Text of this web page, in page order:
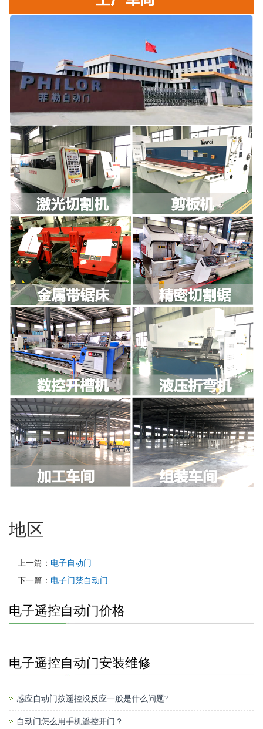
地区
上一篇： 电子自动门
下一篇： 电子门禁自动门
电子遥控自动门价格
电子遥控自动门安装维修
感应自动门按遥控没反应一般是什么问题?
自动门怎么用手机遥控开门？